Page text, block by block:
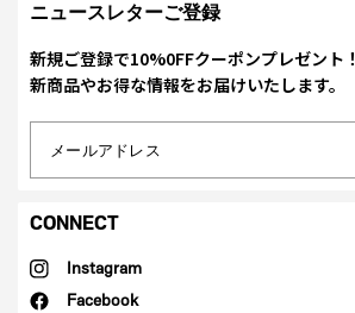
ニュースレターご登録
新規ご登録で10%0FFクーポンプレゼント！
新商品やお得な情報をお届けいたします。
メールアドレス
CONNECT
Instagram
Facebook